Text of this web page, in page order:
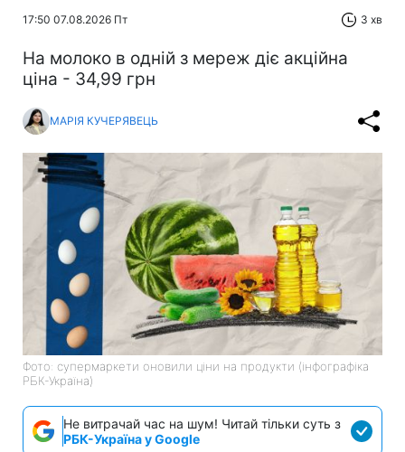
17:50 07.08.2026 Пт 3 хв
На молоко в одній з мереж діє акційна
ціна - 34,99 грн
МАРІЯ КУЧЕРЯВЕЦЬ
Фото: супермаркети оновили ціни на продукти (інфографіка
РБК-Україна)
Не витрачай час на шум! Читай тільки суть з
РБК-Україна у Google